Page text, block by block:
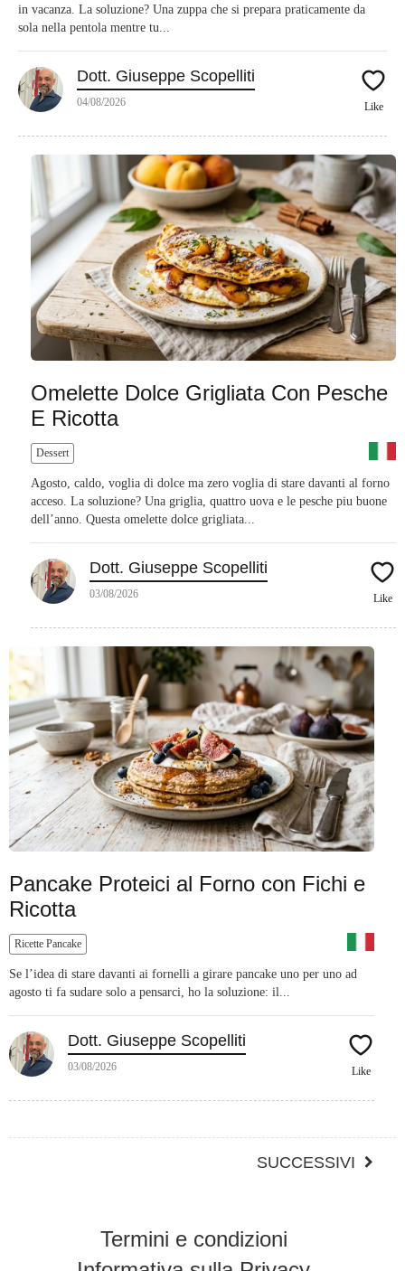
in vacanza. La soluzione? Una zuppa che si prepara praticamente da
sola nella pentola mentre tu...
Dott. Giuseppe Scopelliti
04/08/2026 Like
Omelette Dolce Grigliata Con Pesche
E Ricotta
Dessert
Agosto, caldo, voglia di dolce ma zero voglia di stare davanti al forno
acceso. La soluzione? Una griglia, quattro uova e le pesche piu buone
dell’anno. Questa omelette dolce grigliata...
Dott. Giuseppe Scopelliti
03/08/2026 Like
Pancake Proteici al Forno con Fichi e
Ricotta
Ricette Pancake
Se l’idea di stare davanti ai fornelli a girare pancake uno per uno ad
agosto ti fa sudare solo a pensarci, ho la soluzione: il...
Dott. Giuseppe Scopelliti
03/08/2026 Like
SUCCESSIVI
Termini e condizioni